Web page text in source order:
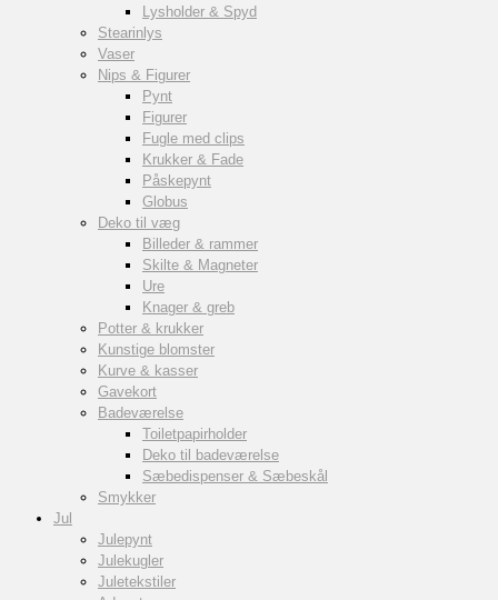
Lysholder & Spyd
Stearinlys
Vaser
Nips & Figurer
Pynt
Figurer
Fugle med clips
Krukker & Fade
Påskepynt
Globus
Deko til væg
Billeder & rammer
Skilte & Magneter
Ure
Knager & greb
Potter & krukker
Kunstige blomster
Kurve & kasser
Gavekort
Badeværelse
Toiletpapirholder
Deko til badeværelse
Sæbedispenser & Sæbeskål
Smykker
Jul
Julepynt
Julekugler
Juletekstiler